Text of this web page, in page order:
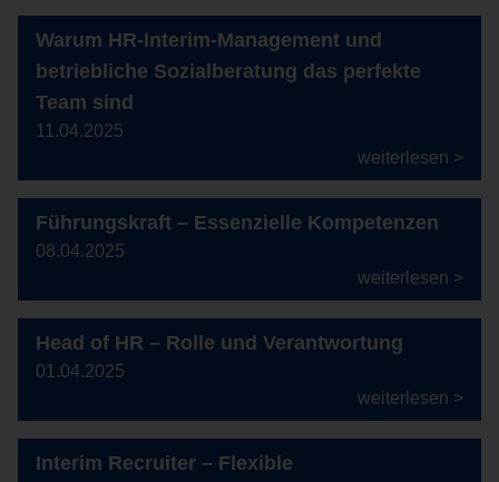
Warum HR-Interim-Management und
betriebliche Sozialberatung das perfekte
Team sind
11.04.2025
weiterlesen >
Führungskraft – Essenzielle Kompetenzen
08.04.2025
weiterlesen >
Head of HR – Rolle und Verantwortung
01.04.2025
weiterlesen >
Interim Recruiter – Flexible